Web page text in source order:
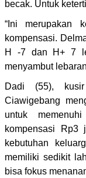
becak. Untuk
“Ini merupakan
kompensasi.
H -7 dan H+ 7
menyambut
Dadi (55),
Ciawigebang
untuk
kompensasi Rp3
kebutuhan
memiliki sedikit
bisa fokus